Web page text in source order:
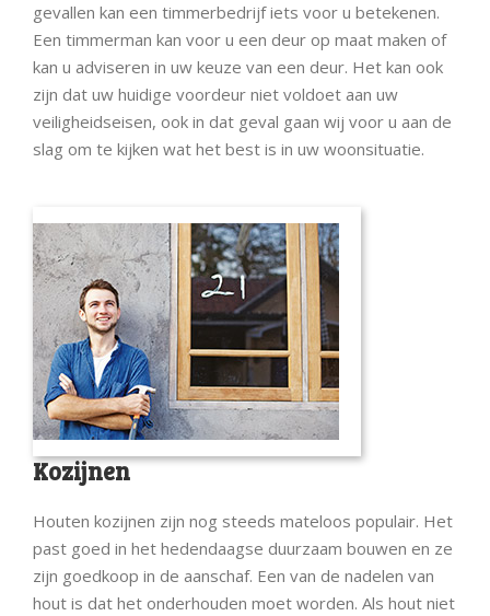
gevallen kan een timmerbedrijf iets voor u betekenen.
Een timmerman kan voor u een deur op maat maken of
kan u adviseren in uw keuze van een deur. Het kan ook
zijn dat uw huidige voordeur niet voldoet aan uw
veiligheidseisen, ook in dat geval gaan wij voor u aan de
slag om te kijken wat het best is in uw woonsituatie.
Kozijnen
Houten kozijnen zijn nog steeds mateloos populair. Het
past goed in het hedendaagse duurzaam bouwen en ze
zijn goedkoop in de aanschaf. Een van de nadelen van
hout is dat het onderhouden moet worden. Als hout niet